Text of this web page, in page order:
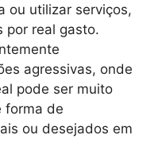
ou utilizar serviços,
por real gasto.
agressivas, onde
pode ser muito
forma de
ou desejados em